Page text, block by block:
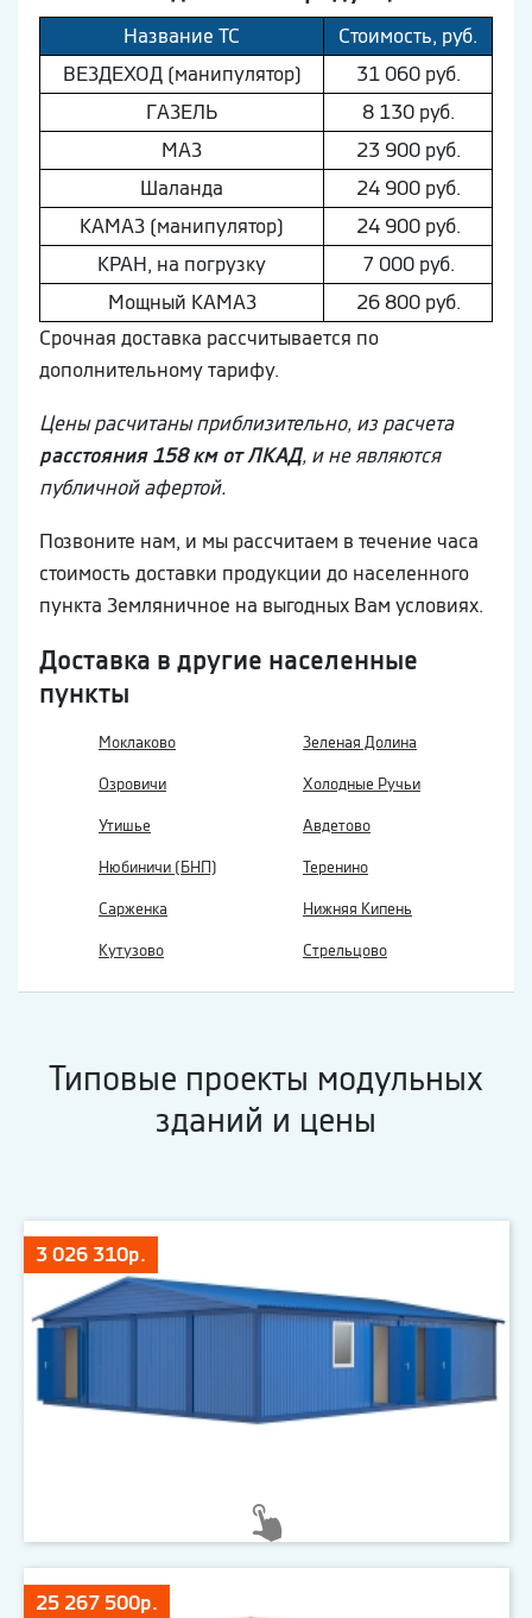
Название ТС
Стоимость, руб.
ВEЗДEХОД (манипулятор)
31 060 руб.
ГAЗEЛЬ
8 130 руб.
МAЗ
23 900 руб.
Шaлaнда
24 900 руб.
КAМAЗ (манипулятор)
24 900 руб.
КРАН, на погрузку
7 000 руб.
Мощный КAМAЗ
26 800 руб.
Срочная доставка рассчитывается по
дополнительному тарифу.
Цены расчитаны приблизительно, из расчета
расстояния 158 км от ЛКАД, и не являются
публичной афертой.
Позвоните нам, и мы рассчитаем в течение часа
стоимость доставки продукции до населенного
пункта Земляничное на выгодных Вам условиях.
Доставка в другие населенные
пункты
Моклаково Зеленая Долина
Озровичи Холодные Ручьи
Утишье Авдетово
Нюбиничи (БНП) Теренино
Сарженка Нижняя Кипень
Кутузово Стрельцово
Типовые проекты модульных
зданий и цены
3 026 310р.
25 267 500р.